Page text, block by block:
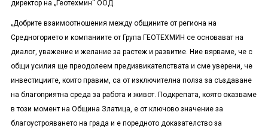
директор на „Геотехмин“ ООД.
„Добрите взаимоотношения между общините от региона на
Средногорието и компаниите от Група ГЕОТЕХМИН се основават на
диалог, уважение и желание за растеж и развитие. Ние вярваме, че с
общи усилия ще преодолеем предизвикателствата и сме уверени, че
инвестициите, които правим, са от изключителна полза за създаване
на благоприятна среда за работа и живот. Подкрепата, която оказваме
в този момент на Община Златица, е от ключово значение за
благоустрояването на града и е поредното доказателство за